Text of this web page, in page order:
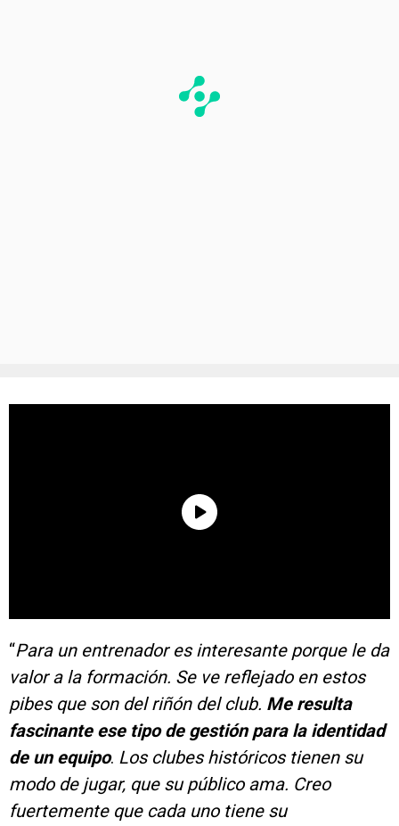
“Para un entrenador es interesante porque le da
valor a la formación. Se ve reflejado en estos
pibes que son del riñón del club. Me resulta
fascinante ese tipo de gestión para la identidad
de un equipo. Los clubes históricos tienen su
modo de jugar, que su público ama. Creo
fuertemente que cada uno tiene su